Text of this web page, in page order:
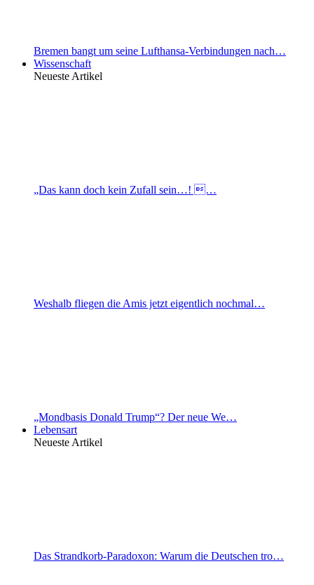
Bremen bangt um seine Lufthansa-Verbindungen nach…
Wissenschaft
Neueste Artikel
„Das kann doch kein Zufall sein…! …
Weshalb fliegen die Amis jetzt eigentlich nochmal…
„Mondbasis Donald Trump“? Der neue We…
Lebensart
Neueste Artikel
Das Strandkorb-Paradoxon: Warum die Deutschen tro…